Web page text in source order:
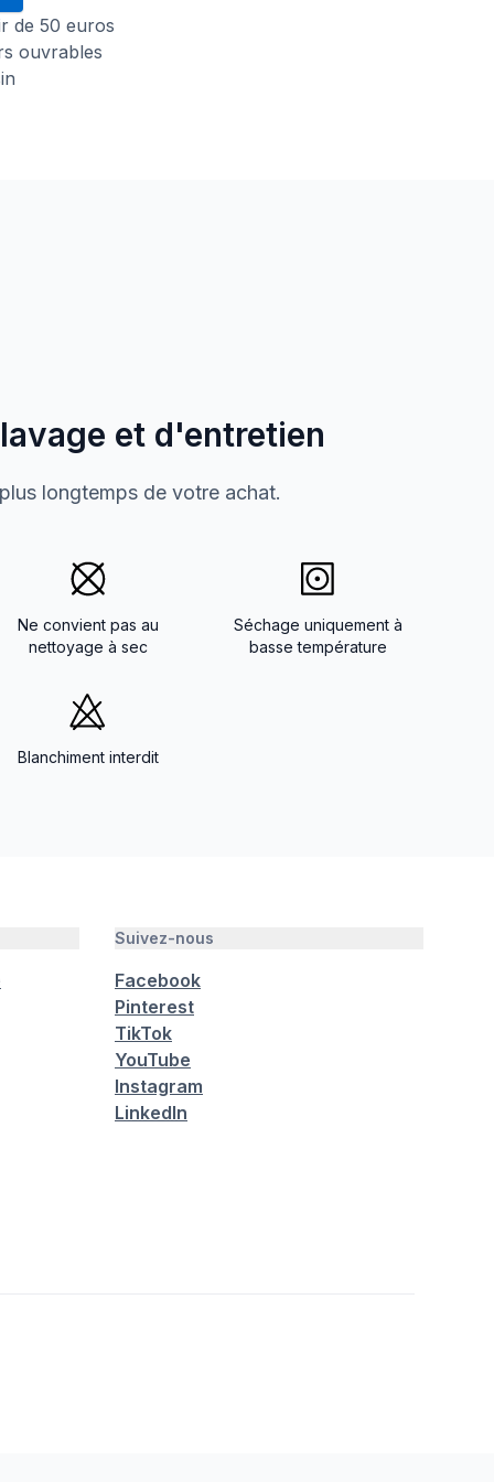
de 50 euros
ouvrables
et d'entretien
longtemps de votre achat.
Ne convient pas au
nettoyage à sec
Séchage uniquement à
basse température
Blanchiment interdit
Suivez-nous
Facebook
Pinterest
TikTok
YouTube
Instagram
LinkedIn